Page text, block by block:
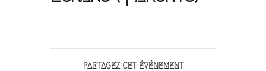
PARTAGEZ CET ÉVÉNEMENT